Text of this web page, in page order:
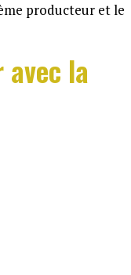
producteur et le
avec la